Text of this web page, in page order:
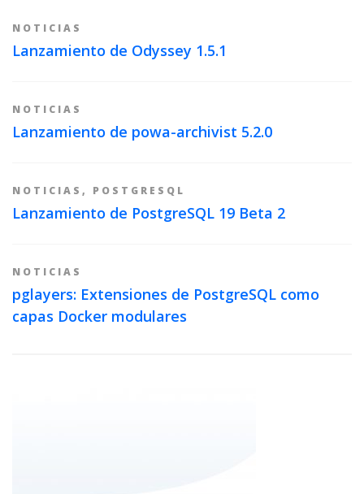
NOTICIAS
Lanzamiento de Odyssey 1.5.1
NOTICIAS
Lanzamiento de powa-archivist 5.2.0
NOTICIAS , POSTGRESQL
Lanzamiento de PostgreSQL 19 Beta 2
NOTICIAS
pglayers: Extensiones de PostgreSQL como
capas Docker modulares